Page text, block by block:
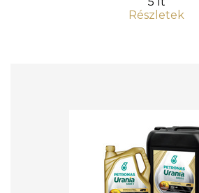
Részletek